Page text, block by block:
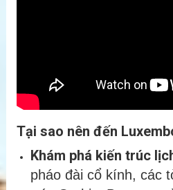
Tại sao nên đến
Khám phá kiến trúc
pháo đài cổ kính, các